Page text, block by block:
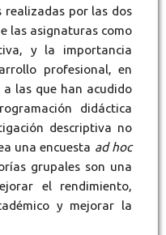
realizadas por las dos
las asignaturas como
y la importancia
profesional, en
las que han acudido
didáctica
descriptiva no
una encuesta ad hoc
grupales son una
el rendimiento,
y mejorar la